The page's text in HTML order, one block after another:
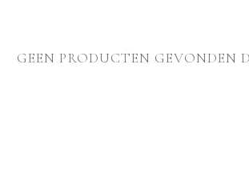
GEEN PRODUCTEN GEVONDEN